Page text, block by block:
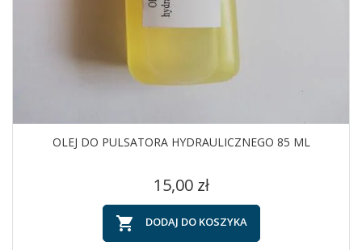
OLEJ DO PULSATORA HYDRAULICZNEGO 85 ML
Cena
15,00 zł
 DODAJ DO KOSZYKA